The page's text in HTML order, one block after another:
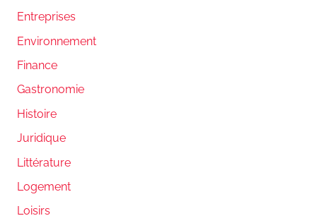
Entreprises
Environnement
Finance
Gastronomie
Histoire
Juridique
Littérature
Logement
Loisirs